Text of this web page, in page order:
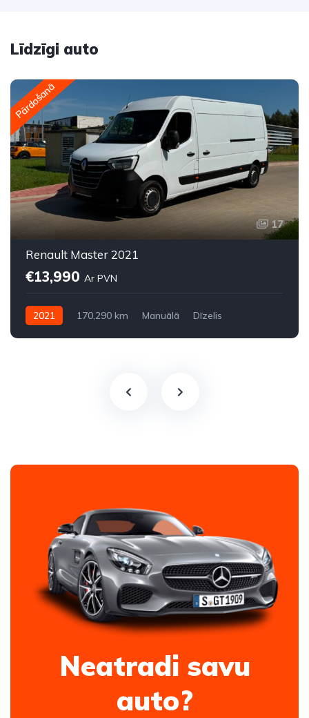
Līdzīgi auto
Pārdošanā
17
Renault Master 2021
€13,990 Ar PVN
2021 170,290 km Manuālā
Dīzelis
Neatradi savu
auto?